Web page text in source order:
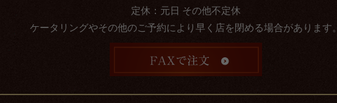
定休：元日 その他不定休
ケータリングやその他のご予約により早く店を閉める場合があります。